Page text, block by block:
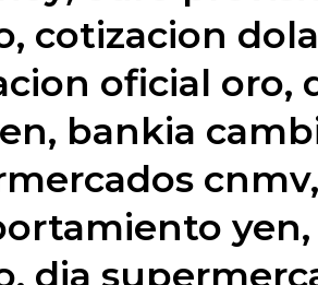
cotizacion
oficial oro,
bankia
cnmv,
yen,
dia